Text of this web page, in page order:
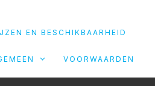
EN BESCHIKBAARHEID
VOORWAARDEN